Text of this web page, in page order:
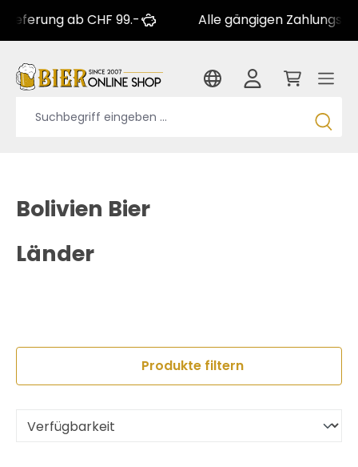
ab CHF 99.- Alle gängigen Zahlungsarten
Bolivien Bier
Länder
Produkte filtern